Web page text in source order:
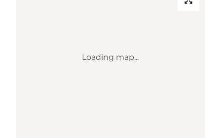
Loading map...